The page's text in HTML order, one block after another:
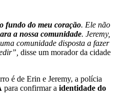
fundo do meu coração. Ele não
a nossa comunidade. Jeremy,
comunidade disposta a fazer
disse um morador da cidade
é de Erin e Jeremy, a polícia
para confirmar a identidade do